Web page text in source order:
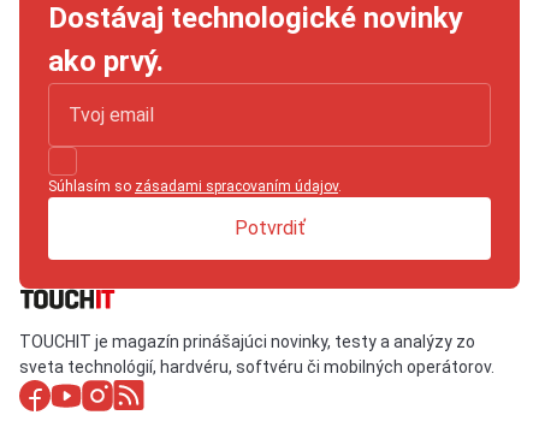
Dostávaj technologické novinky
ako prvý.
Súhlasím so zásadami spracovaním údajov.
Potvrdiť
TOUCHIT je magazín prinášajúci novinky, testy a analýzy zo
sveta technológií, hardvéru, softvéru či mobilných operátorov.